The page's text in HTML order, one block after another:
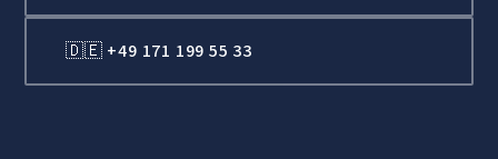
🇩🇪 +49 171 199 55 33